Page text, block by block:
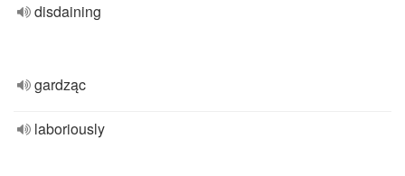
disdaining
gardząc
laboriously